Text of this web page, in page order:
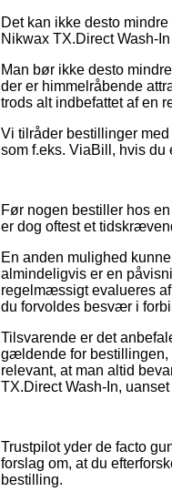
Det kan ikke desto
Nikwax TX.Direct Wash-
Man bør ikke desto
der er himmelråbende
trods alt indbefattet af en
Vi tilråder bestillinger
som f.eks. ViaBill, hvis
Før nogen bestiller hos
er dog oftest et
En anden mulighed
almindeligvis er en
regelmæssigt evalueres
du forvoldes besvær i
Tilsvarende er det
gældende for bestillingen,
relevant, at man altid
TX.Direct Wash-In,
Trustpilot yder de facto
forslag om, at du
bestilling.